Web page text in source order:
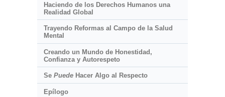
Haciendo de los Derechos Humanos una
Realidad Global
Trayendo Reformas al Campo de la Salud
Mental
Creando un Mundo de Honestidad,
Confianza y Autorespeto
Se PuedeHacer Algo al Respecto
Epílogo